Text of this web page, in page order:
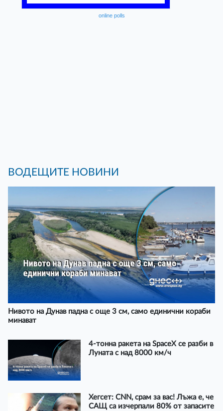
online polls
ВОДЕЩИТЕ НОВИНИ
Нивото на Дунав падна с още 3 см, само единични кораби
минават
4-тонна ракета на SpaceX се разби в
Луната с над 8000 км/ч
Хегсет: CNN, срам за вас! Лъжа е, че
САЩ са изчерпали 80% от запасите